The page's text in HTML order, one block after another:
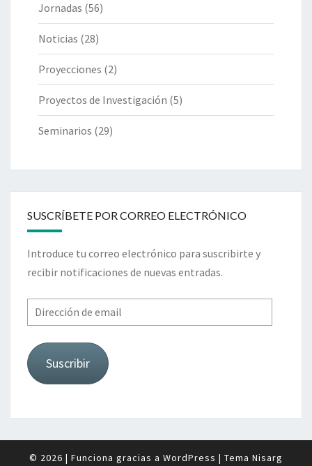
Jornadas (56)
Noticias (28)
Proyecciones (2)
Proyectos de Investigación (5)
Seminarios (29)
SUSCRÍBETE POR CORREO ELECTRÓNICO
Introduce tu correo electrónico para suscribirte y
recibir notificaciones de nuevas entradas.
Dirección
de
email
Suscribir
© 2026 | Funciona gracias a WordPress | Tema Nisarg